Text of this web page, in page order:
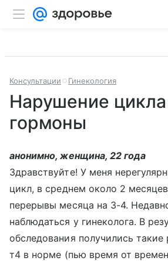
Консультации Гинекология
Нарушение
гормоны
анонимно, женщина, 22 года
Здравствуйте! У меня
цикл, в среднем около 2
перерывы месяца на 3-4.
наблюдаться у гинеколога. В
обследования получились такие
т4 в норме (пью время от